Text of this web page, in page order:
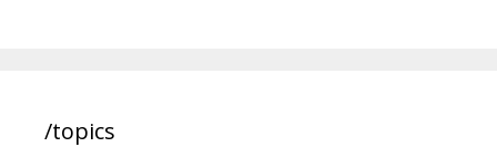
/topics